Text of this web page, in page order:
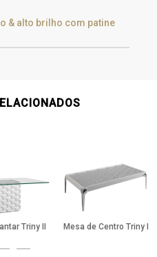
& alto brilho com patine
Triny II Mesa de Centro Triny I